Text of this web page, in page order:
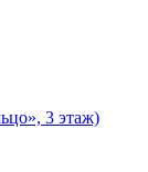
3 этаж)